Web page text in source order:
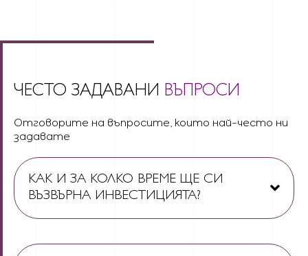
ЧЕСТО ЗАДАВАНИ ВЪПРОСИ
Отговорите на въпросите, които най-често ни
задавате
КАК И ЗА КОЛКО ВРЕМЕ ЩЕ СИ
ВЪЗВЪРНА ИНВЕСТИЦИЯТА?